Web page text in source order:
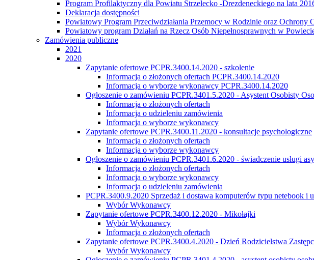
Program Profilaktyczny dla Powiatu Strzelecko -Drezdeneckiego na lata
Deklaracja dostępności
Powiatowy Program Przeciwdziałania Przemocy w Rodzinie oraz
Powiatowy program Działań na Rzecz Osób Niepełnosprawnych w
Zamówienia publiczne
2021
2020
Zapytanie ofertowe PCPR.3400.14.2020 - szkolenie
Informacja o złożonych ofertach PCPR.3400.14.2020
Informacja o wyborze wykonawcy PCPR.3400.14.2020
Ogłoszenie o zamówieniu PCPR.3401.5.2020 - Asystent Osobisty
Informacja o złożonych ofertach
Informacja o udzieleniu zamówienia
Informacja o wyborze wykonawcy
Zapytanie ofertowe PCPR.3400.11.2020 - konsultacje psychologiczne
Informacja o złożonych ofertach
Informacja o wyborze wykonawcy
Ogłoszenie o zamówieniu PCPR.3401.6.2020 - świadczenie usługi
Informacja o złożonych ofertach
Informacja o wyborze wykonawcy
Informacja o udzieleniu zamówienia
PCPR.3400.9.2020 Sprzedaż i dostawa komputerów typu netebook i
Wybór Wykonawcy
Zapytanie ofertowe PCPR.3400.12.2020 - Mikołajki
Wybór Wykonawcy
Informacja o złożonych ofertach
Zapytanie ofertowe PCPR.3400.4.2020 - Dzień Rodzicielstwa
Wybór Wykonawcy